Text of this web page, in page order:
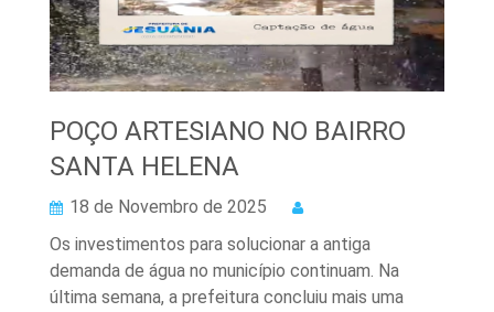
POÇO ARTESIANO NO BAIRRO
SANTA HELENA
18 de Novembro de 2025
Os investimentos para solucionar a antiga
demanda de água no município continuam. Na
última semana, a prefeitura concluiu mais uma